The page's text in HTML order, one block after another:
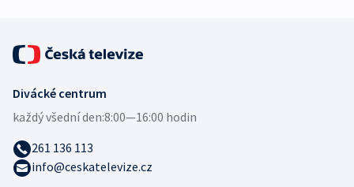
Divácké centrum
každý všední den:8:00—16:00 hodin
261 136 113
info@ceskatelevize.cz